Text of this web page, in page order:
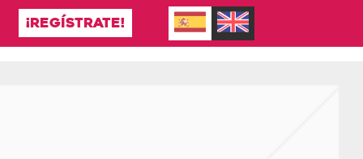
¡REGÍSTRATE!